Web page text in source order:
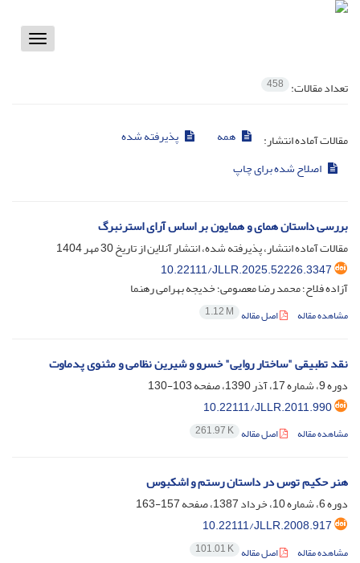
Toggle
تعداد مقالات: 458
مقالات آماده انتشار: همه
پذیرفته شده
اصلاح شده برای چاپ
بررسی داستان همای و همایون بر اساس آرای استرنبرگ
مقالات آماده انتشار، پذیرفته شده، انتشار آنلاین از تاریخ30 مهر 1404
10.22111/JLLR.2025.52226.3347
آزاده فلاح؛ محمد رضا معصومی؛ خدیجه بهرامی رهنما
مشاهده مقاله اصل مقاله 1.12 M
نقد تطبیقی "ساختار روایی" خسرو و شیرین نظامی و مثنوی پدماوت
دوره 9، شماره 17، آذر 1390، صفحه
103-130
10.22111/JLLR.2011.990
مشاهده مقاله اصل مقاله 261.97 K
هنر حکیم توس در داستان رستم و اشکبوس
دوره 6، شماره 10، خرداد 1387، صفحه
157-163
10.22111/JLLR.2008.917
مشاهده مقاله اصل مقاله 101.01 K